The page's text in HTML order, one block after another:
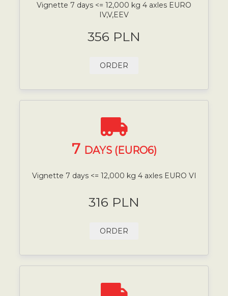
Vignette 7 days <= 12,000 kg 4 axles EURO
IV,V,EEV
356 PLN
ORDER
7 DAYS (EURO6)
Vignette 7 days <= 12,000 kg 4 axles EURO VI
316 PLN
ORDER